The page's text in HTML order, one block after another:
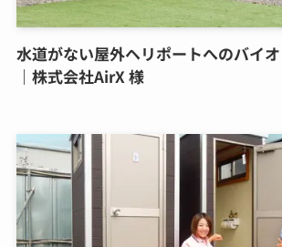
水道がない屋外ヘリポートへのバイ
｜株式会社AirX 様